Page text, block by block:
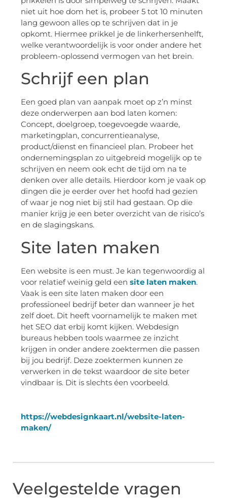
niet uit hoe dom het is, probeer 5 tot 10 minuten
lang gewoon alles op te schrijven dat in je
opkomt. Hiermee prikkel je de linkerhersenhelft,
welke verantwoordelijk is voor onder andere het
probleem-oplossend vermogen van het brein.
Schrijf een plan
Een goed plan van aanpak moet op z’n minst
deze onderwerpen aan bod laten komen:
Concept, doelgroep, toegevoegde waarde,
marketingplan, concurrentieanalyse,
product/dienst en financieel plan. Probeer het
ondernemingsplan zo uitgebreid mogelijk op te
schrijven en neem ook echt de tijd om na te
denken over alle details. Hierdoor kom je vaak op
dingen die je eerder over het hoofd had gezien
of waar je nog niet bij stil had gestaan. Op die
manier krijg je een beter overzicht van de risico’s
en de slagingskans.
Site laten maken
Een website is een must. Je kan tegenwoordig al
voor relatief weinig geld een site laten maken.
Vaak is een site laten maken door een
professioneel bedrijf beter dan wanneer je het
zelf doet. Dit heeft voornamelijk te maken met
het SEO dat erbij komt kijken. Webdesign
bureaus hebben tools waarmee ze inzicht
krijgen in onder andere zoektermen die passen
bij jou bedrijf. Deze zoektermen kunnen ze
verwerken in de tekst waardoor de site beter
vindbaar is. Dit is slechts éen voorbeeld.
https://webdesignkaart.nl/website-laten-
maken/
Veelgestelde vragen